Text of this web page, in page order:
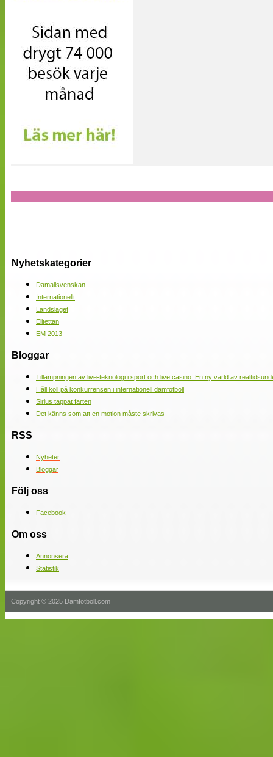
Nyhetskategorier
Damallsvenskan
Internationellt
Landslaget
Elitettan
EM 2013
Bloggar
Tillämpningen av live-teknologi i sport och live casino: En ny värld av
Håll koll på konkurrensen i internationell damfotboll
Sirius tappat farten
Det känns som att en motion måste skrivas
RSS
Nyheter
Bloggar
Följ oss
Facebook
Om oss
Annonsera
Statistik
Copyright © 2025 Damfotboll.com